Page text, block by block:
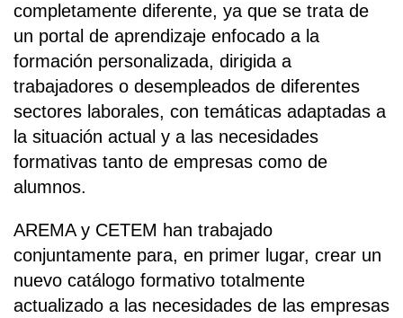
completamente diferente, ya que se trata de
un portal de aprendizaje enfocado a la
formación personalizada, dirigida a
trabajadores o desempleados de diferentes
sectores laborales, con temáticas adaptadas a
la situación actual y a las necesidades
formativas tanto de empresas como de
alumnos.
AREMA y CETEM han trabajado
conjuntamente para, en primer lugar, crear un
nuevo catálogo formativo totalmente
actualizado a las necesidades de las empresas